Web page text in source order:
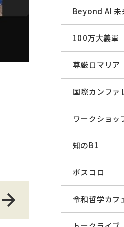
Beyond AI 未
100万大義軍
尊厳ロマリア
国際カンファ
ワークショッ
知のB1
ポスコロ
令和哲学カフ